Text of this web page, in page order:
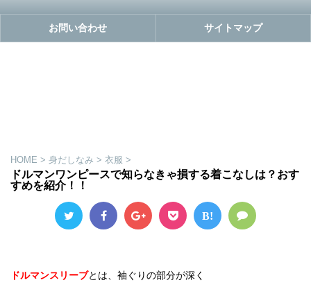
お問い合わせ サイトマップ
HOME > 身だしなみ > 衣服 >
ドルマンワンピースで知らなきゃ損する着こなしは？おす
すめを紹介！！
B!
ドルマンスリーブとは、袖ぐりの部分が深く